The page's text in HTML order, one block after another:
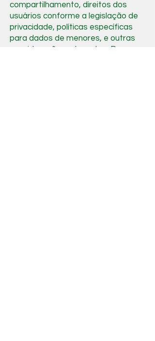
compartilhamento, direitos dos
usuários conforme a legislação de
privacidade, políticas específicas
para dados de menores, e outras
considerações relevantes. Para